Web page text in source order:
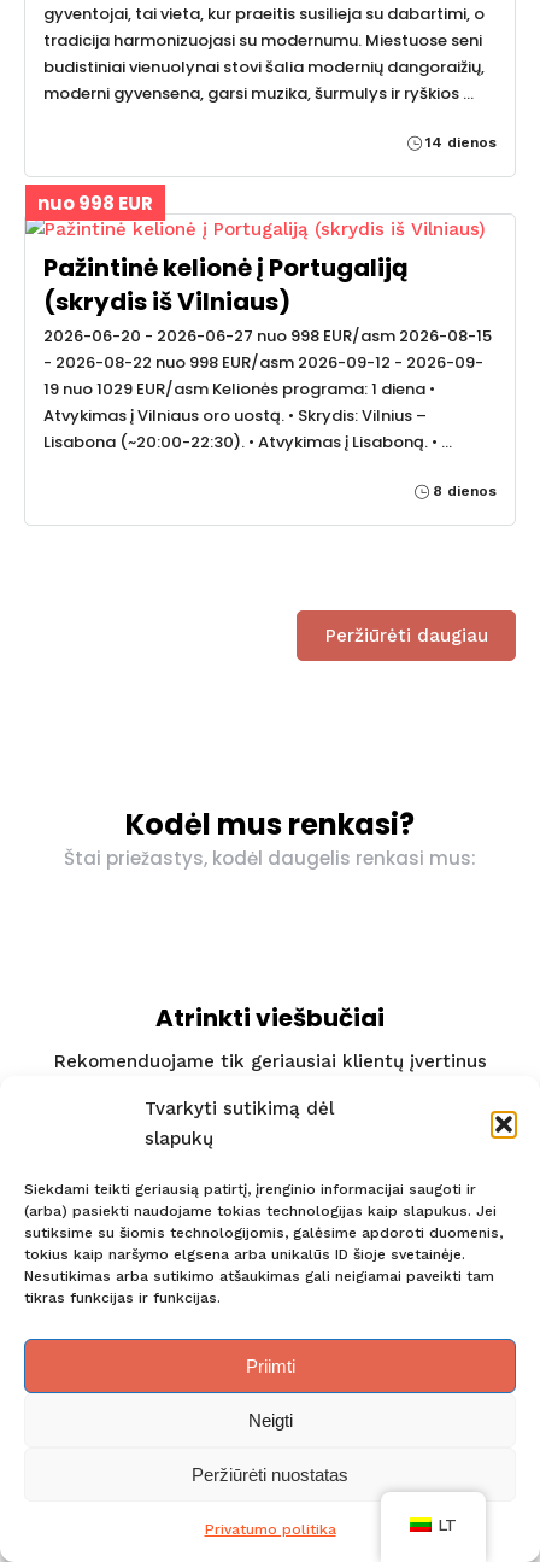
Tvarkyti sutikimą dėl
slapukų
Siekdami teikti geriausią patirtį, įrenginio informacijai saugoti ir
(arba) pasiekti naudojame tokias technologijas kaip slapukus. Jei
sutiksime su šiomis technologijomis, galėsime apdoroti duomenis,
tokius kaip naršymo elgsena arba unikalūs ID šioje svetainėje.
Nesutikimas arba sutikimo atšaukimas gali neigiamai paveikti tam
tikras funkcijas ir funkcijas.
Priimti
Neigti
Peržiūrėti nuostatas
Privatumo politika
gyventojai, tai vieta, kur praeitis susilieja su dabartimi, o
tradicija harmonizuojasi su modernumu. Miestuose seni
budistiniai vienuolynai stovi šalia modernių dangoraižių,
moderni gyvensena, garsi muzika, šurmulys ir ryškios …
14 dienos
nuo 998 EUR
Pažintinė kelionė į Portugaliją
(skrydis iš Vilniaus)
2026-06-20 - 2026-06-27 nuo 998 EUR/asm 2026-08-15
- 2026-08-22 nuo 998 EUR/asm 2026-09-12 - 2026-09-
19 nuo 1029 EUR/asm Kelionės programa: 1 diena •
Atvykimas į Vilniaus oro uostą. • Skrydis: Vilnius –
Lisabona (~20:00-22:30). • Atvykimas į Lisaboną. • …
8 dienos
Peržiūrėti daugiau
Kodėl mus renkasi?
Štai priežastys, kodėl daugelis renkasi mus:
Atrinkti viešbučiai
Rekomenduojame tik geriausiai klientų įvertinus
Patikimi partneriai
Dirbame su daugiametę patirtį turinčiais partneriais.
LT